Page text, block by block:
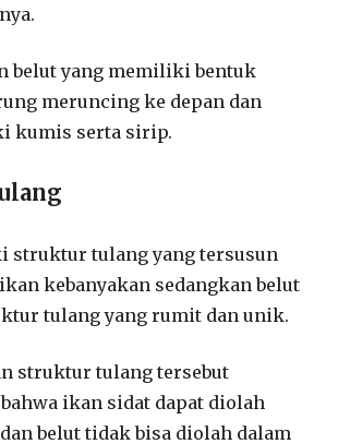
belut yang memiliki bentuk
meruncing ke depan dan
kumis serta sirip.
struktur tulang yang tersusun
kebanyakan sedangkan belut
tulang yang rumit dan unik.
struktur tulang tersebut
ikan sidat dapat diolah
belut tidak bisa diolah dalam